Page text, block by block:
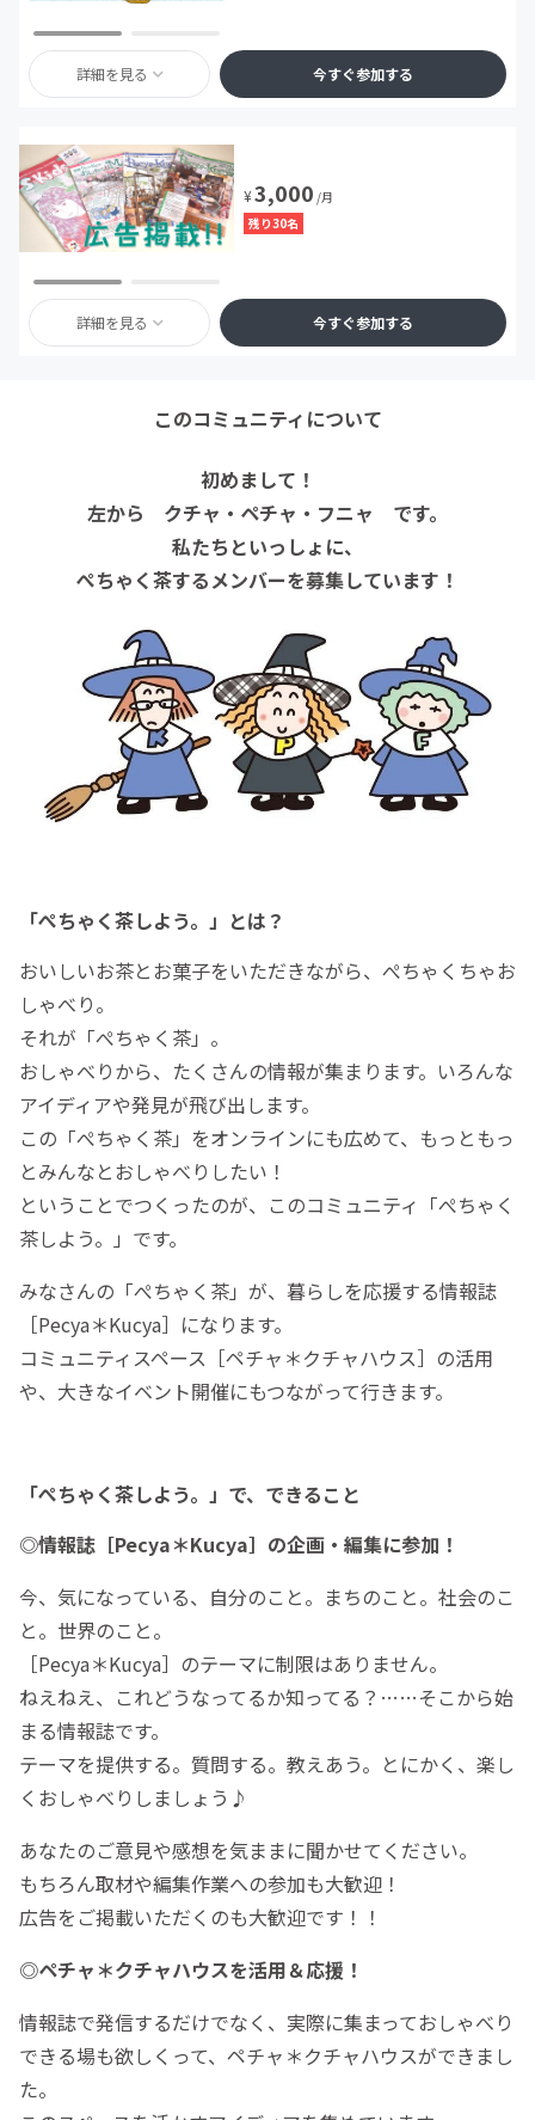
詳細を見る 今すぐ参加する
¥3,000 /月
残り30名
詳細を見る 今すぐ参加する
このコミュニティについて
初めまして！
左から クチャ・ペチャ・フニャ です。
私たちといっしょに、
ぺちゃく茶するメンバーを募集しています！
「ぺちゃく茶しよう。」とは？
おいしいお茶とお菓子をいただきながら、ぺちゃくちゃお
しゃべり。
それが「ぺちゃく茶」。
おしゃべりから、たくさんの情報が集まります。いろんな
アイディアや発見が飛び出します。
この「ぺちゃく茶」をオンラインにも広めて、もっともっ
とみんなとおしゃべりしたい！
ということでつくったのが、このコミュニティ「ぺちゃく
茶しよう。」です。
みなさんの「ぺちゃく茶」が、暮らしを応援する情報誌
［Pecya＊Kucya］になります。
コミュニティスペース［ペチャ＊クチャハウス］の活用
や、大きなイベント開催にもつながって行きます。
「ぺちゃく茶しよう。」で、できること
◎情報誌［Pecya＊Kucya］の企画・編集に参加！
今、気になっている、自分のこと。まちのこと。社会のこ
と。世界のこと。
［Pecya＊Kucya］のテーマに制限はありません。
ねえねえ、これどうなってるか知ってる？……そこから始
まる情報誌です。
テーマを提供する。質問する。教えあう。とにかく、楽し
くおしゃべりしましょう♪
あなたのご意見や感想を気ままに聞かせてください。
もちろん取材や編集作業への参加も大歓迎！
広告をご掲載いただくのも大歓迎です！！
◎ペチャ＊クチャハウスを活用＆応援！
情報誌で発信するだけでなく、実際に集まっておしゃべり
できる場も欲しくって、ペチャ＊クチャハウスができまし
た。